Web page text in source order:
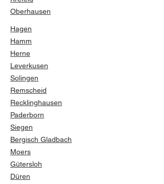
Oberhausen
Hagen
Hamm
Herne
Leverkusen
Solingen
Remscheid
Recklinghausen
Paderborn
Siegen
Bergisch Gladbach
Moers
Gütersloh
Düren